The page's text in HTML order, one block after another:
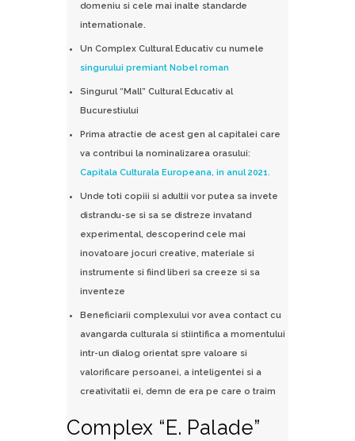
domeniu si cele mai inalte standarde
internationale.
Un Complex Cultural Educativ cu numele
singurului premiant Nobel roman
Singurul “Mall” Cultural Educativ al
Bucurestiului
Prima atractie de acest gen al capitalei care
va contribui la nominalizarea orasului:
Capitala Culturala Europeana, in anul 2021.
Unde toti copiii si adultii vor putea sa invete
distrandu-se si sa se distreze invatand
experimental, descoperind cele mai
inovatoare jocuri creative, materiale si
instrumente si fiind liberi sa creeze si sa
inventeze
Beneficiarii complexului vor avea contact cu
avangarda culturala si stiintifica a momentului
intr-un dialog orientat spre valoare si
valorificare persoanei, a inteligentei si a
creativitatii ei, demn de era pe care o traim
Complex “E. Palade”